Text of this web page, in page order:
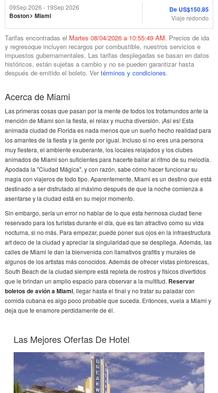
09Sep2026 - 19Sep2026
Boston Miami
DeUS$150.85
Viaje redondo
Tarifas encontradas el Martes 08/04/2026 a 10:55:49 AM. Precios de ida
y regresoque incluyen recargos por combustible, nuestros servicios e
impuestos gubernamentales. Las tarifas desplegadas se basan en datos
históricos, están sujetas a cambio y no se pueden garantizar hasta
después de emitido el boleto. Ver términos y condiciones.
Acerca de Miami
Las primeras cosas que pasan por la mente de todos los trotamundos ante la
mención de Miami son la fiesta, el relax y mucha diversión. ¡Así es! Esta
animada ciudad de Florida es nada menos que un sueño hecho realidad para
los amantes de la fiesta y la gente por igual. Incluso si no eres una persona
muy fiestera, el ambiente exuberante, los locales relajados y los clubes
animados de Miami son suficientes para hacerte bailar al ritmo de su melodía.
Apodada la "Ciudad Mágica", y con razón, sabe cómo hacer funcionar su
magia con viajeros de todo tipo. Aparentemente, Miami es un destino que está
destinado a ser disfrutado al máximo después de que la noche comienza a
asentarse y la ciudad está en su mejor momento.
Sin embargo, sería un error no hablar de lo que esta hermosa ciudad tiene
reservado para los turistas durante el día, que es tan atractivo como su vida
nocturna, si no más. Para empezar, puede poner sus ojos en la infraestructura
art deco de la ciudad y apreciar la singularidad que se despliega. Además, las
calles de Miami le dan la bienvenida con llamativos grafitis y murales de
algunos de los artistas más conocidos. Además de ofrecer vistas pintorescas,
South Beach de la ciudad siempre está repleta de rostros y físicos divertidos
que le brindan un amplio espacio para observar a la multitud. Reservar
boletos de avión a Miami, llegar hasta el final y no tratar su paladar con
comida cubana es algo poco probable que suceda. Entonces, vuela a Miami y
deja que te enamore perdidamente de él.
Las Mejores Ofertas De Hotel